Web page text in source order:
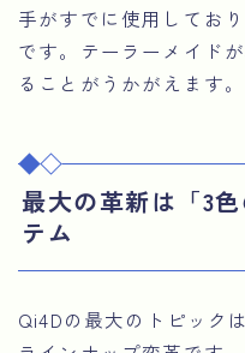
手がすでに使用してお
です。テーラーメイド
ることがうかがえます。
最大の革新は「3
テム
Qi4Dの最大のトピック